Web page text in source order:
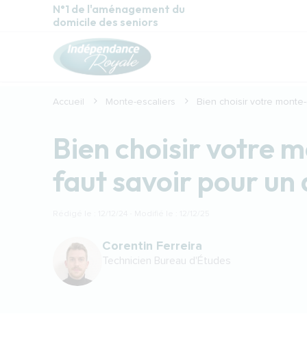
Aller au contenu principal
N°1 de l'aménagement du
domicile des seniors
Accueil Monte-escaliers Bien choisir votre
Bien choisir votre
faut savoir pour un
Corentin Ferreira
Technicien Bureau d'Études